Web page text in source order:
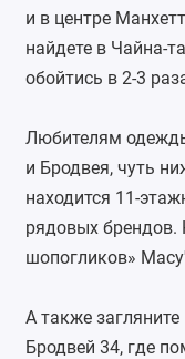
и в центре
найдете в Чайна-
обойтись в 2-3
Любителям
и Бродвея, чуть
находится 11-
рядовых брендов.
шопогликов»
А также
Бродвей 34, где